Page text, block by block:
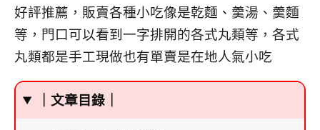
好評推薦，販賣各種小吃像是乾麵、羹湯、羹麵
等，門口可以看到一字排開的各式丸類等，各式
丸類都是手工現做也有單賣是在地人氣小吃
｜文章目錄｜